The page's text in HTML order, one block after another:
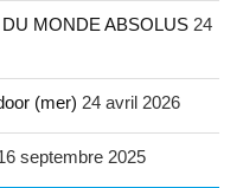
MONDE ABSOLUS 24
(mer) 24 avril 2026
septembre 2025